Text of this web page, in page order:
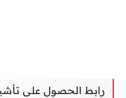
رابط الحصول على